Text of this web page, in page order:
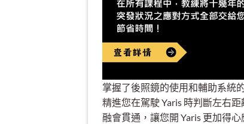
掌握了後照鏡的使用和輔助系統
精進您在駕駛 Yaris 時判斷左右
融會貫通，讓您開 Yaris 更加得心